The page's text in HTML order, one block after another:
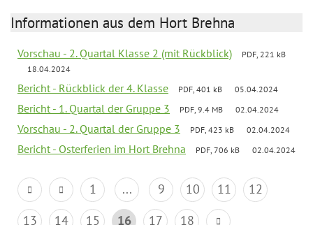
Informationen aus dem Hort Brehna
Vorschau - 2. Quartal Klasse 2 (mit Rückblick)
PDF, 221 kB
18.04.2024
Bericht - Rückblick der 4. Klasse PDF, 401 kB 05.04.2024
Bericht - 1. Quartal der Gruppe 3 PDF, 9.4 MB 02.04.2024
Vorschau - 2. Quartal der Gruppe 3 PDF, 423 kB 02.04.2024
Bericht - Osterferien im Hort Brehna PDF, 706 kB 02.04.2024
1 ... 9 10 11
12
13
14 15 16 17 18